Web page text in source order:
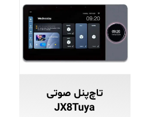
تاچ‌پنل صوتی
JX8Tuya